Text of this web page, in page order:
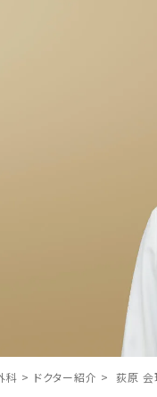
科 > ドクター紹介 > 荻原 会